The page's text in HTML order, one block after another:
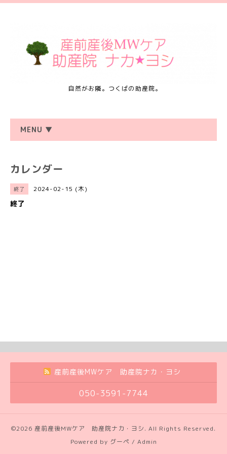
自然がお隣。つくばの助産院。
MENU ▼
カレンダー
終了 2024-02-15 (木)
終了
産前産後MWケア 助産院ナカ・ヨシ
050-3591-7744
©2026 産前産後MWケア 助産院ナカ・ヨシ. All Rights Reserved.
Powered by グーペ / Admin